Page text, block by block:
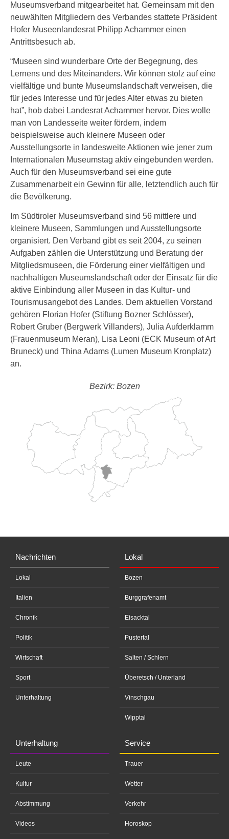
Museumsverband mitgearbeitet hat. Gemeinsam mit den
neuwählten Mitgliedern des Verbandes stattete Präsident
Hofer Museenlandesrat Philipp Achammer einen
Antrittsbesuch ab.
“Museen sind wunderbare Orte der Begegnung, des
Lernens und des Miteinanders. Wir können stolz auf eine
vielfältige und bunte Museumslandschaft verweisen, die
für jedes Interesse und für jedes Alter etwas zu bieten
hat”, hob dabei Landesrat Achammer hervor. Dies wolle
man von Landesseite weiter fördern, indem
beispielsweise auch kleinere Museen oder
Ausstellungsorte in landesweite Aktionen wie jener zum
Internationalen Museumstag aktiv eingebunden werden.
Auch für den Museumsverband sei eine gute
Zusammenarbeit ein Gewinn für alle, letztendlich auch für
die Bevölkerung.
Im Südtiroler Museumsverband sind 56 mittlere und
kleinere Museen, Sammlungen und Ausstellungsorte
organisiert. Den Verband gibt es seit 2004, zu seinen
Aufgaben zählen die Unterstützung und Beratung der
Mitgliedsmuseen, die Förderung einer vielfältigen und
nachhaltigen Museumslandschaft oder der Einsatz für die
aktive Einbindung aller Museen in das Kultur- und
Tourismusangebot des Landes. Dem aktuellen Vorstand
gehören Florian Hofer (Stiftung Bozner Schlösser),
Robert Gruber (Bergwerk Villanders), Julia Aufderklamm
(Frauenmuseum Meran), Lisa Leoni (ECK Museum of Art
Bruneck) und Thina Adams (Lumen Museum Kronplatz)
an.
Bezirk: Bozen
Nachrichten
Lokal
Italien
Chronik
Politik
Wirtschaft
Sport
Unterhaltung
Lokal
Bozen
Burggrafenamt
Eisacktal
Pustertal
Salten / Schlern
Überetsch / Unterland
Vinschgau
Wipptal
Unterhaltung
Leute
Kultur
Abstimmung
Videos
Service
Trauer
Wetter
Verkehr
Horoskop